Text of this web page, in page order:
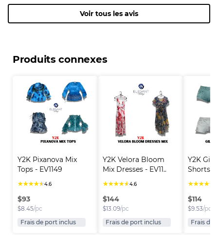
Voir tous les avis
Produits connexes
Y2K Pixanova Mix
Tops - EV1149
★★★★★4.6
$93
$8.45/pc
Frais de port inclus
Y2K Velora Bloom
Mix Dresses - EV11..
★★★★★4.6
$144
$13.09/pc
Frais de port inclus
Y2K
Shorts -
★★★★★
$114
$9.53/pc
Frais de